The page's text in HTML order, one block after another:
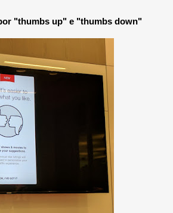
"thumbs up" e "thumbs down"